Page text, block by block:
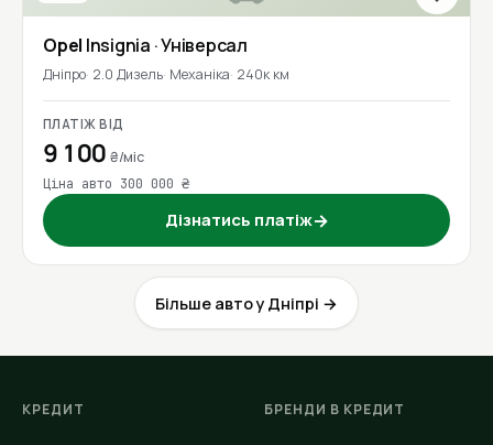
Opel Insignia · Універсал
Дніпро 2.0 Дизель Механіка 240к км
ПЛАТІЖ ВІД
9 100₴/міс
Ціна авто 300 000 ₴
Дізнатись платіж→
Більше авто у Дніпрі →
КРЕДИТ БРЕНДИ В КРЕДИТ